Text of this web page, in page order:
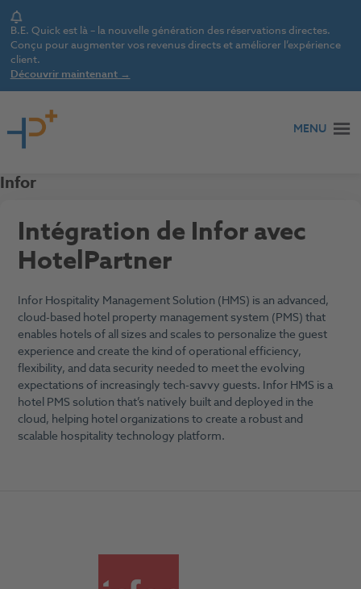
Notice
B.E. Quick est là – la nouvelle génération des réservations directes.
Conçu pour augmenter vos revenus directs et améliorer l’expérience
client.
Découvrir maintenant →
MENU
Infor
Intégration de Infor avec
HotelPartner
Infor Hospitality Management Solution (HMS) is an advanced,
cloud-based hotel property management system (PMS) that
enables hotels of all sizes and scales to personalize the guest
experience and create the kind of operational efficiency,
flexibility, and data security needed to meet the evolving
expectations of increasingly tech-savvy guests. Infor HMS is a
hotel PMS solution that’s natively built and deployed in the
cloud, helping hotel organizations to create a robust and
scalable hospitality technology platform.